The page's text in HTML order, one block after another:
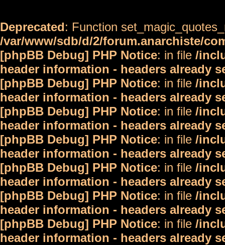
Deprecated: Function
/var/www/sdb/d/2/forum.anarchiste/
[phpBB Debug] PHP Notice: in file /
header information - headers already
[phpBB Debug] PHP Notice: in file /
header information - headers already
[phpBB Debug] PHP Notice: in file /
header information - headers already
[phpBB Debug] PHP Notice: in file /
header information - headers already
[phpBB Debug] PHP Notice: in file /
header information - headers already
[phpBB Debug] PHP Notice: in file /
header information - headers already
[phpBB Debug] PHP Notice: in file /
header information - headers already